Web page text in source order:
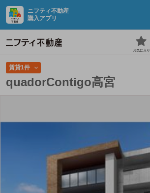
ニフティ不動産
購入アプリ
お気に入り
賃貸1件
quadorContigo高宮